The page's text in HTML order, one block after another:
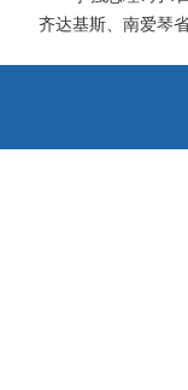
齐达基斯、南爱琴